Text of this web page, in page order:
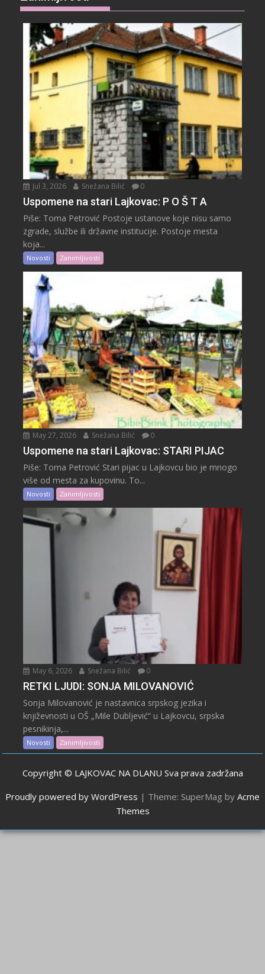
Jul 3, 2026 Snežana Bilić 0
Uspomene na stari Lajkovac: P O Š T A
Piše: Toma Petrović Postoje ustanove koje nisu samo
zgrade, službe ili državne institucije. Postoje mesta
koja...
Novosti Zanimljivosti
May 27, 2026 Snežana Bilić 0
Uspomene na stari Lajkovac: STARI PIJAC
Piše: Toma Petrović Stari pijac u Lajkovcu bio je mnogo
više od mesta za kupovinu. To...
Novosti Zanimljivosti
May 6, 2026 Snežana Bilić 0
RETKI LJUDI: SONJA MILOVANOVIĆ
Sonja Milovanović je nastavnica srpskog jezika i
književnosti u OŠ „Mile Dubljević“ u Lajkovcu, srpska
pesnikinja,...
Novosti Zanimljivosti
Copyright © LAJKOVAC NA DLANU Sva prava zadržana
Proudly powered by WordPress | Theme: SuperMag by Acme
Themes